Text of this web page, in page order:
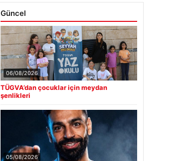
Güncel
06/08/2026
TÜGVA’dan çocuklar için meydan
şenlikleri
05/08/2026